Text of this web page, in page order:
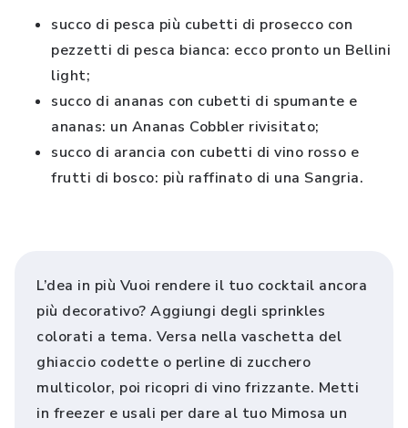
succo di pesca più cubetti di prosecco con
pezzetti di pesca bianca: ecco pronto un Bellini
light;
succo di ananas con cubetti di spumante e
ananas: un Ananas Cobbler rivisitato;
succo di arancia con cubetti di vino rosso e
frutti di bosco: più raffinato di una Sangria.
L’dea in più Vuoi rendere il tuo cocktail ancora
più decorativo? Aggiungi degli sprinkles
colorati a tema. Versa nella vaschetta del
ghiaccio codette o perline di zucchero
multicolor, poi ricopri di vino frizzante. Metti
in freezer e usali per dare al tuo Mimosa un